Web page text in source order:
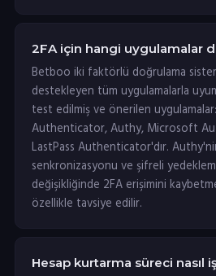
2FA için hangi uygulamalar
Betboo iki faktörlü doğrulama
destekleyen tüm uygulamalarla
test edilmiş ve önerilen
Authenticator, Authy, Microsoft
LastPass Authenticator'dır.
senkronizasyonu ve şifreli
değişikliğinde 2FA erişimini
özellikle tavsiye edilir.
Hesap kurtarma süreci nasıl